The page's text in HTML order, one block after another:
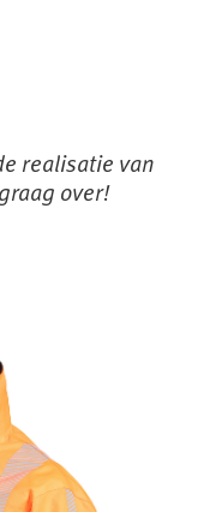
realisatie van
over!